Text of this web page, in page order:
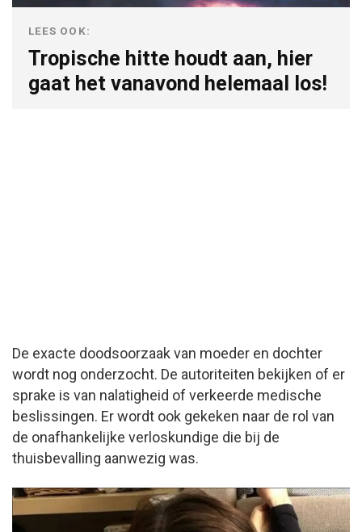
LEES OOK:
Tropische hitte houdt aan, hier
gaat het vanavond helemaal los!
De exacte doodsoorzaak van moeder en dochter
wordt nog onderzocht. De autoriteiten bekijken of er
sprake is van nalatigheid of verkeerde medische
beslissingen. Er wordt ook gekeken naar de rol van
de onafhankelijke verloskundige die bij de
thuisbevalling aanwezig was.